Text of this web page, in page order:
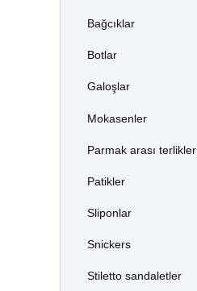
Bağcıklar
Botlar
Galoşlar
Mokasenler
Parmak arası terlikler
Patikler
Sliponlar
Snickers
Stiletto sandaletler